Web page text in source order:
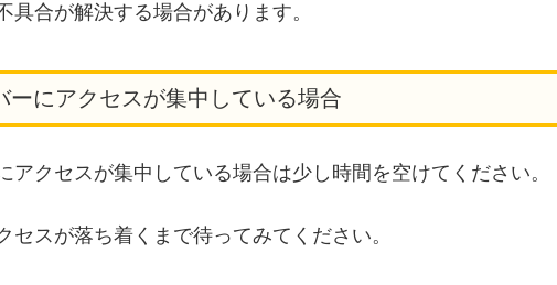
具合が解決する場合があります。
ーにアクセスが集中している場合
アクセスが集中している場合は少し時間を空けてください。
セスが落ち着くまで待ってみてください。